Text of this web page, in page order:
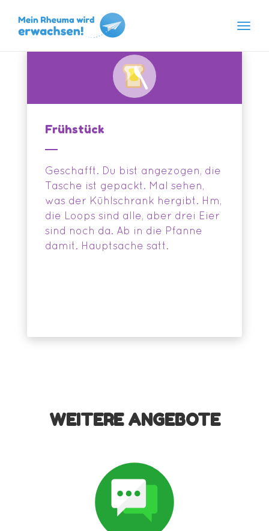
Frühstück
Geschafft. Du bist angezogen, die
Tasche ist gepackt. Mal sehen,
was der Kühlschrank hergibt. Hm,
die Loops sind alle, aber drei Eier
sind noch da. Ab in die Pfanne
damit. Hauptsache satt.
WEITERE ANGEBOTE